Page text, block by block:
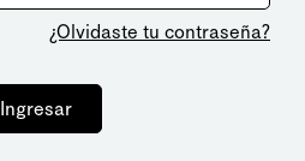
¿Olvidaste tu contraseña?
Ingresar